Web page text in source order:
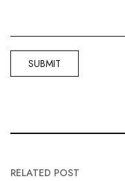
RELATED POST